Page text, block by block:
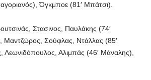
Όγκμποε (81′ Μπάτσι).
Στασινος, Παυλάκης (74′
Μαντζώρος, Σούφλας, Ντάλλας (85′
Λεωνιδόπουλος, Αλιμπάς (46′ Μάναλης),